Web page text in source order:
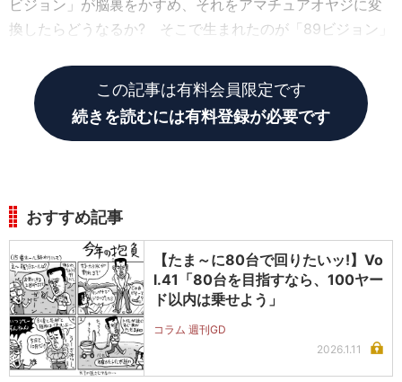
ビジョン」が脳裏をかすめ、それをアマチュアオヤジに変
換したらどうなるか? そこで生まれたのが「89ビジョン」
この記事は有料会員限定です
続きを読むには有料登録が必要です
おすすめ記事
【たま～に80台で回りたいッ!】Vo
l.41「80台を目指すなら、100ヤー
ド以内は乗せよう」
コラム 週刊GD
2026.1.11